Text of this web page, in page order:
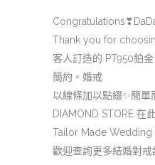
Congratulations❣
Thank you for
客人訂造的 PT950鉑
簡約。婚戒
以線條加以點綴✨簡單
DIAMOND STORE 在
Tailor Made Wedding
歡迎查詢更多結婚對戒